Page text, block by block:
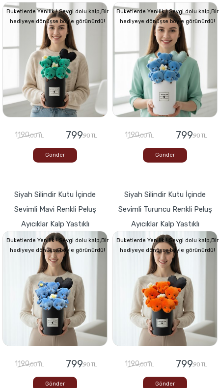
Buketlerde Yenilik ! Sevgi dolu kalp,Bir
hediyeye dönüşse böyle görünürdü!
1190,00 TL 799,90 TL
Gönder
Buketlerde Yenilik ! Sevgi dolu kalp,Bir
hediyeye dönüşse böyle görünürdü!
1190,00 TL 799,90 TL
Gönder
Siyah Silindir Kutu İçinde
Sevimli Mavi Renkli Peluş
Ayıcıklar Kalp Yastıklı
Buketlerde Yenilik ! Sevgi dolu kalp,Bir
hediyeye dönüşse böyle görünürdü!
1190,00 TL 799,90 TL
Gönder
Siyah Silindir Kutu İçinde
Sevimli Turuncu Renkli Peluş
Ayıcıklar Kalp Yastıklı
Buketlerde Yenilik ! Sevgi dolu kalp,Bir
hediyeye dönüşse böyle görünürdü!
1190,00 TL 799,90 TL
Gönder